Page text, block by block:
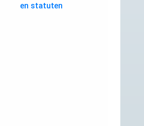
en statuten